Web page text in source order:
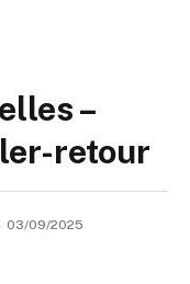
–
retour
03/09/2025